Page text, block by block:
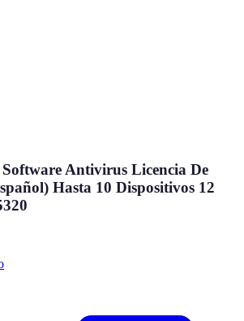
Antivirus Licencia De
Hasta 10 Dispositivos 12